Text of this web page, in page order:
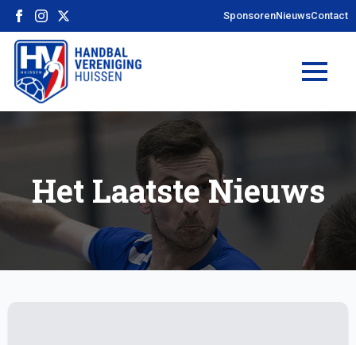
SponsorenNieuwsContact
Het Laatste Nieuws